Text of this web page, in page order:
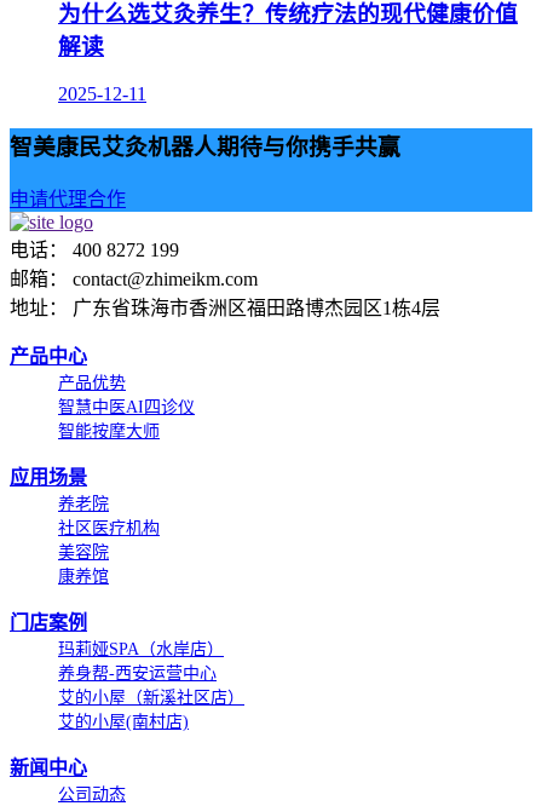
为什么选艾灸养生？传统疗法的现代健康价值
解读
2025-12-11
智美康民艾灸机器人期待与你携手共赢
申请代理合作
电话： 400 8272 199
邮箱： contact@zhimeikm.com
地址： 广东省珠海市香洲区福田路博杰园区1栋4层
产品中心
产品优势
智慧中医AI四诊仪
智能按摩大师
应用场景
养老院
社区医疗机构
美容院
康养馆
门店案例
玛莉娅SPA（水岸店）
养身帮-西安运营中心
艾的小屋（新溪社区店）
艾的小屋(南村店)
新闻中心
公司动态